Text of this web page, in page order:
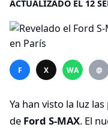
ACTUALIZADO EL 12
F X WA @
Ya han visto la luz
de Ford S-MAX. El